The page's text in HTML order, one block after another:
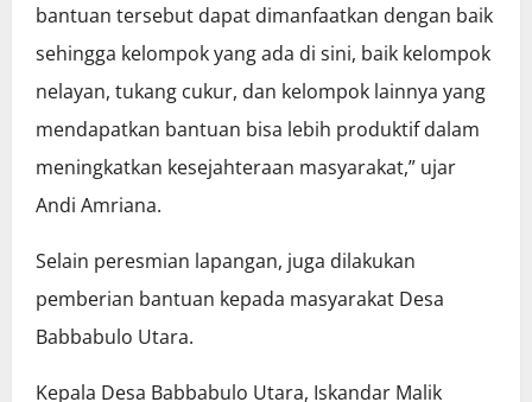
bantuan tersebut dapat dimanfaatkan dengan baik
sehingga kelompok yang ada di sini, baik kelompok
nelayan, tukang cukur, dan kelompok lainnya yang
mendapatkan bantuan bisa lebih produktif dalam
meningkatkan kesejahteraan masyarakat,” ujar
Andi Amriana.
Selain peresmian lapangan, juga dilakukan
pemberian bantuan kepada masyarakat Desa
Babbabulo Utara.
Kepala Desa Babbabulo Utara, Iskandar Malik